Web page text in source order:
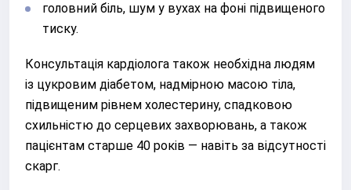
головний біль, шум у вухах на фоні підвищеного
тиску.
Консультація кардіолога також необхідна людям
із цукровим діабетом, надмірною масою тіла,
підвищеним рівнем холестерину, спадковою
схильністю до серцевих захворювань, а також
пацієнтам старше 40 років — навіть за відсутності
скарг.